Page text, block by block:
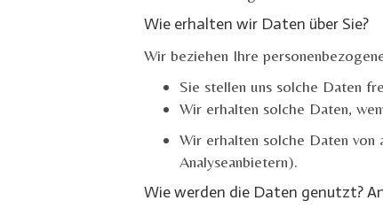
Wie erhalten wir Daten über Sie?
Wir beziehen Ihre
Sie stellen uns solche Daten
Wir erhalten solche Daten,
Wir erhalten solche Daten von
Analyseanbietern).
Wie werden die Daten genutzt?